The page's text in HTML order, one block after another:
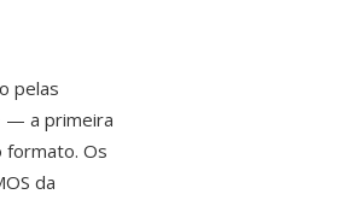
pelas
— a primeira
formato. Os
da